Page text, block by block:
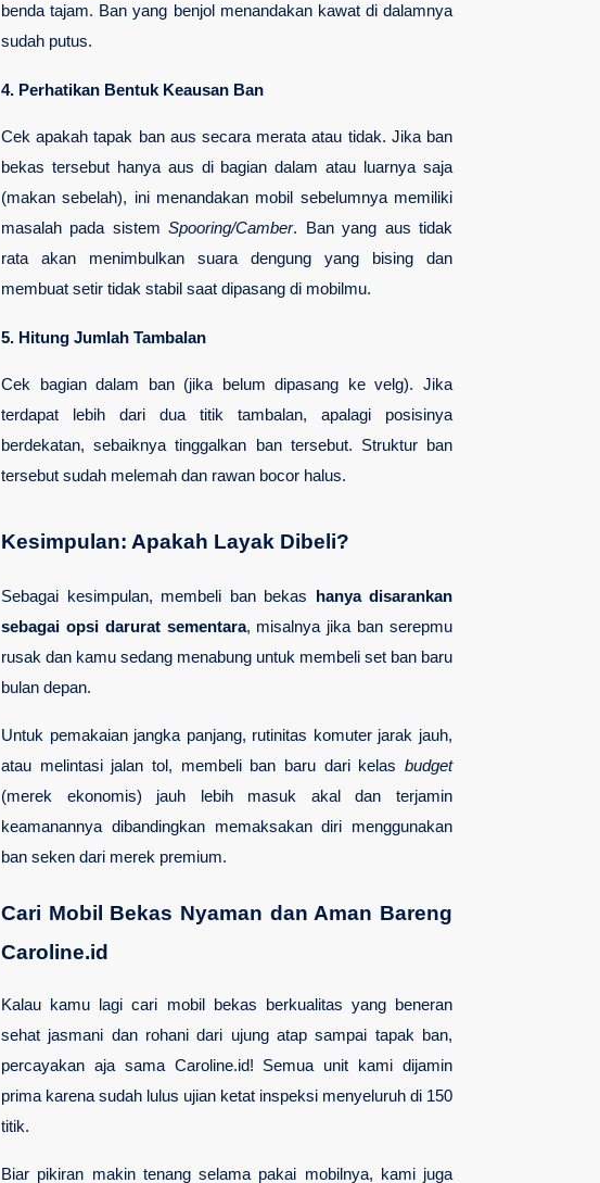
benda tajam. Ban yang benjol menandakan kawat di dalamnya
sudah putus.
4. Perhatikan Bentuk Keausan Ban
Cek apakah tapak ban aus secara merata atau tidak. Jika ban
bekas tersebut hanya aus di bagian dalam atau luarnya saja
(makan sebelah), ini menandakan mobil sebelumnya memiliki
masalah pada sistem Spooring/Camber. Ban yang aus tidak
rata akan menimbulkan suara dengung yang bising dan
membuat setir tidak stabil saat dipasang di mobilmu.
5. Hitung Jumlah Tambalan
Cek bagian dalam ban (jika belum dipasang ke velg). Jika
terdapat lebih dari dua titik tambalan, apalagi posisinya
berdekatan, sebaiknya tinggalkan ban tersebut. Struktur ban
tersebut sudah melemah dan rawan bocor halus.
Kesimpulan: Apakah Layak Dibeli?
Sebagai kesimpulan, membeli ban bekas
hanya disarankan
sebagai opsi darurat sementara, misalnya jika ban serepmu
rusak dan kamu sedang menabung untuk membeli set ban baru
bulan depan.
Untuk pemakaian jangka panjang, rutinitas komuter jarak jauh,
atau melintasi jalan tol, membeli ban baru dari kelas budget
(merek ekonomis) jauh lebih masuk akal dan terjamin
keamanannya dibandingkan memaksakan diri menggunakan
ban seken dari merek premium.
Cari Mobil Bekas Nyaman dan Aman Bareng
Caroline.id
Kalau kamu lagi cari mobil bekas berkualitas yang beneran
sehat jasmani dan rohani dari ujung atap sampai tapak ban,
percayakan aja sama Caroline.id! Semua unit kami dijamin
prima karena sudah lulus ujian ketat inspeksi menyeluruh di 150
titik.
Biar pikiran makin tenang selama pakai mobilnya, kami juga